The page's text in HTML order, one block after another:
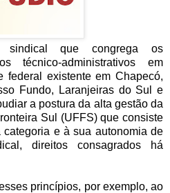
sindical que congrega os
técnico-administrativos em
federal existente em Chapecó,
Fundo, Laranjeiras do Sul e
a postura da alta gestão da
Sul (UFFS) que consiste
e à sua autonomia de
direitos consagrados há
princípios, por exemplo, ao